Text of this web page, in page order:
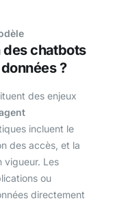
des chatbots
?
des enjeux
incluent le
des accès, et la
vigueur. Les
ou
directement